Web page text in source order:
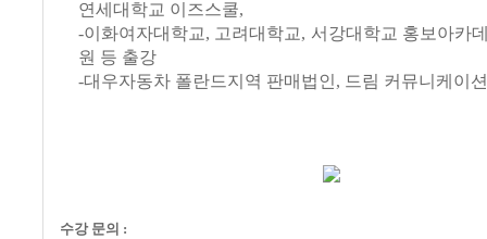
연세대학교 이즈스쿨,
-이화여자대학교, 고려대학교, 서강대학교 홍보아카
원 등 출강
-대우자동차 폴란드지역 판매법인, 드림 커뮤니케이
수강 문의 :